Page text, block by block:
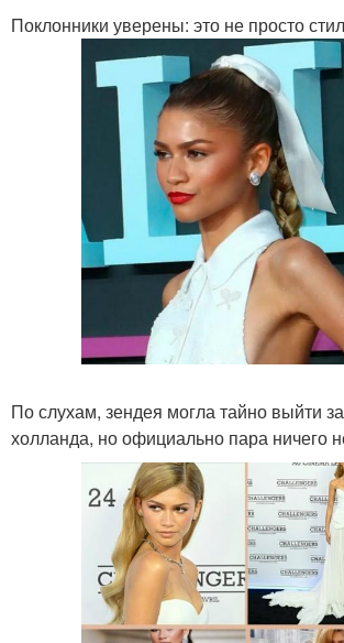
Поклонники уверены: это не просто
По слухам, зендея могла тайно выйти
холланда, но официально пара ничего